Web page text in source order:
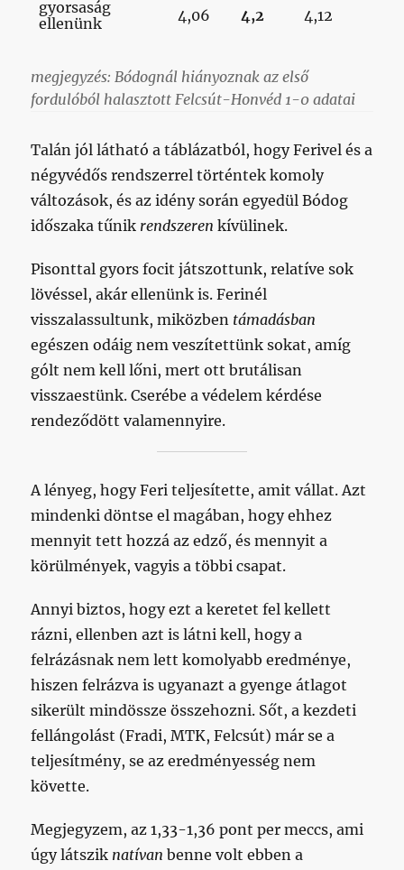
gyorsaság
ellenünk
4,06 4,2 4,12
megjegyzés: Bódognál hiányoznak az első
fordulóból halasztott Felcsút-Honvéd 1-0 adatai
Talán jól látható a táblázatból, hogy Ferivel és a
négyvédős rendszerrel történtek komoly
változások, és az idény során egyedül Bódog
időszaka tűnik rendszeren kívülinek.
Pisonttal gyors focit játszottunk, relatíve sok
lövéssel, akár ellenünk is. Ferinél
visszalassultunk, miközben támadásban
egészen odáig nem veszítettünk sokat, amíg
gólt nem kell lőni, mert ott brutálisan
visszaestünk. Cserébe a védelem kérdése
rendeződött valamennyire.
A lényeg, hogy Feri teljesítette, amit vállat. Azt
mindenki döntse el magában, hogy ehhez
mennyit tett hozzá az edző, és mennyit a
körülmények, vagyis a többi csapat.
Annyi biztos, hogy ezt a keretet fel kellett
rázni, ellenben azt is látni kell, hogy a
felrázásnak nem lett komolyabb eredménye,
hiszen felrázva is ugyanazt a gyenge átlagot
sikerült mindössze összehozni. Sőt, a kezdeti
fellángolást (Fradi, MTK, Felcsút) már se a
teljesítmény, se az eredményesség nem
követte.
Megjegyzem, az 1,33-1,36 pont per meccs, ami
úgy látszik natívan benne volt ebben a